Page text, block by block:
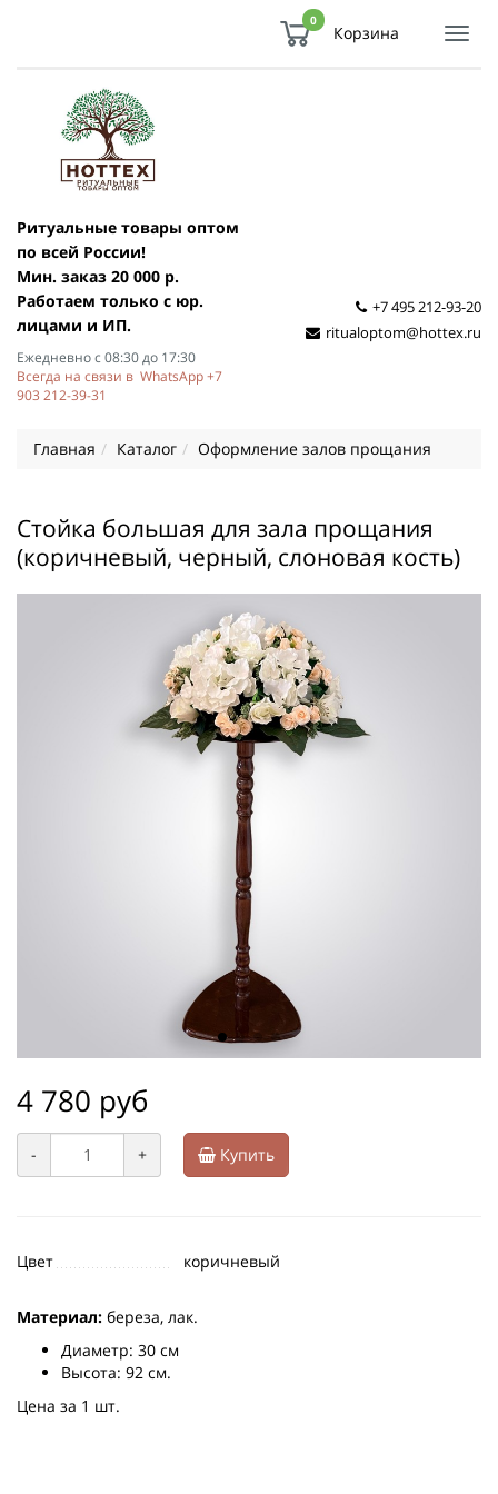
0
Корзина
Ритуальные товары оптом
по всей России!
Мин. заказ 20 000 р.
Работаем только с юр.
лицами и ИП.
Ежедневно с 08:30 до 17:30
Всегда на связи в WhatsApp +7
903 212-39-31
+7 495 212-93-20
ritualoptom@hottex.ru
Главная Каталог Оформление залов прощания
Стойка большая для зала прощания
(коричневый, черный, слоновая кость)
4 780 руб
- + Купить
Цвет коричневый
Материал: береза, лак.
Диаметр: 30 см
Высота: 92 см.
Цена за 1 шт.